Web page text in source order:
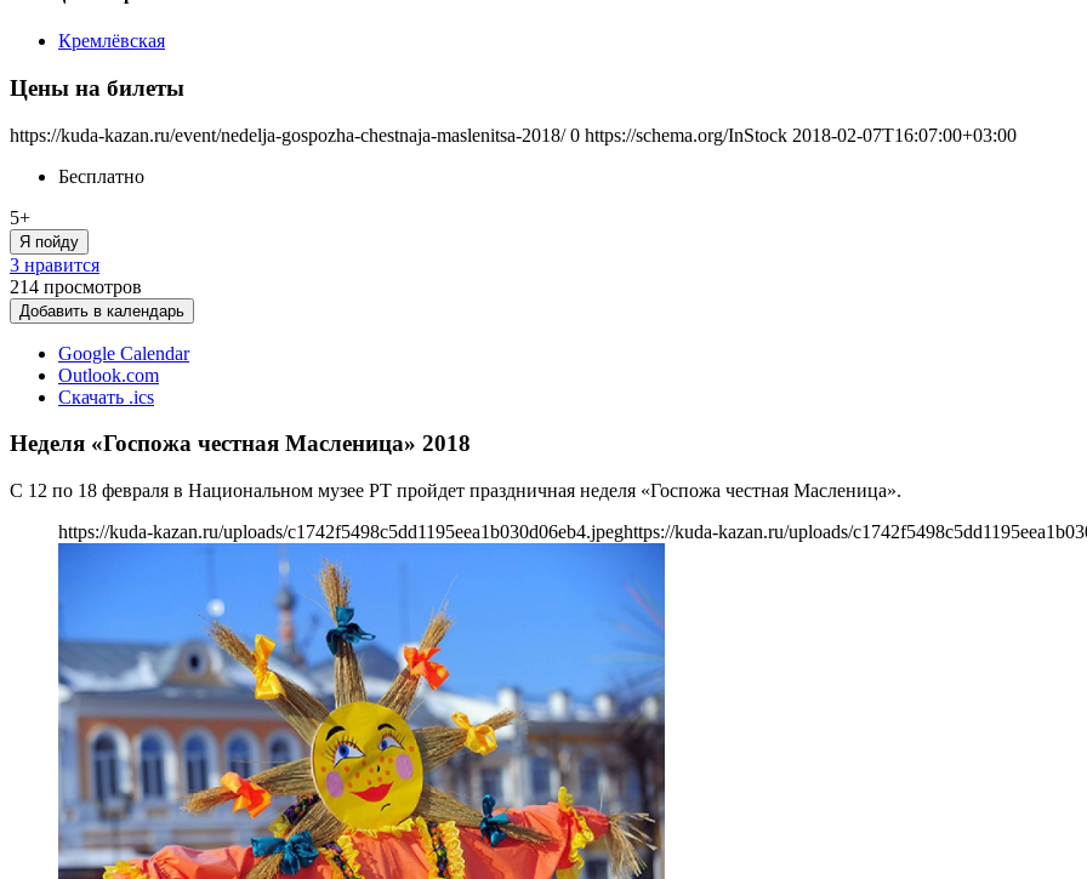
Кремлёвская
Цены на билеты
https://kuda-kazan.ru/event/nedelja-gospozha-chestnaja-maslenitsa-2018/ 0 https://schema.org/InStock 2018-02-07T16:07:00+03:00
Бесплатно
5+
Я пойду
3 нравится
214 просмотров
Добавить в календарь
Google Calendar
Outlook.com
Скачать .ics
Неделя «Госпожа честная Масленица» 2018
С 12 по 18 февраля в Национальном музее РТ пройдет праздничная неделя «Госпожа честная Масленица».
https://kuda-kazan.ru/uploads/c1742f5498c5dd1195eea1b030d06eb4.jpeghttps://kuda-kazan.ru/uploads/